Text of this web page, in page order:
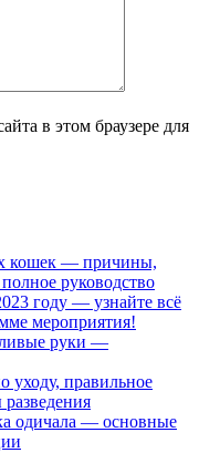
в этом браузере для
кошек — причины,
руководство
году — узнайте всё
мероприятия!
руки —
уходу, правильное
одичала — основные